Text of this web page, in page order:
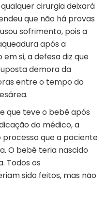
cirurgia deixará
que não há provas
sofrimento, pois a
após a
si, a defesa diz que
demora da
entre o tempo do
que teve o bebê após
do médico, a
processo que a paciente
O bebê teria nascido
Todos os
sido feitos, mas não